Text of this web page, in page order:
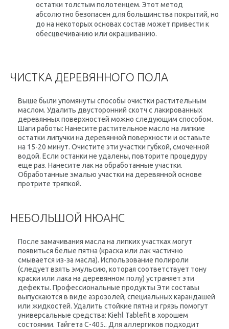
остатки толстым полотенцем. Этот метод
абсолютно безопасен для большинства покрытий, но
до на некоторых основах состав может привести к
обесцвечиванию или окрашиванию.
ЧИСТКА ДЕРЕВЯННОГО ПОЛА
Выше были упомянуты способы очистки растительным
маслом. Удалить двусторонний скотч с лакированных
деревянных поверхностей можно следующим способом.
Шаги работы: Нанесите растительное масло на липкие
остатки липучки на деревянной поверхности и оставьте
на 15-20 минут. Очистите эти участки губкой, смоченной
водой. Если останки не удалены, повторите процедуру
еще раз. Нанесите лак на обработанные участки.
Обработанные эмалью участки на деревянной основе
протрите тряпкой.
НЕБОЛЬШОЙ НЮАНС
После замачивания масла на липких участках могут
появиться белые пятна (краска или лак частично
смывается из-за масла). Использование полироли
(следует взять эмульсию, которая соответствует тону
краски или лака на деревянном полу) устраняет эти
дефекты. Профессиональные продукты Эти составы
выпускаются в виде аэрозолей, специальных карандашей
или жидкостей. Удалить стойкие пятна и грязь помогут
универсальные средства: Kiehl Tablefit в хорошем
состоянии. Тайгета С-405.. Для аллергиков подходит